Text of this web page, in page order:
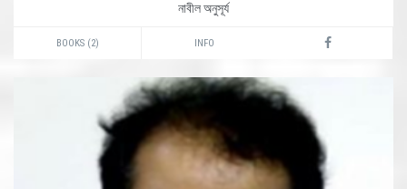
নাবীল অনুসূর্য
BOOKS (2) INFO